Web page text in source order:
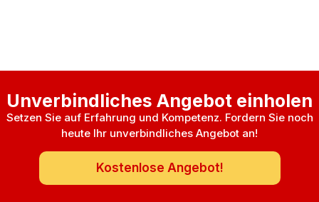
Unverbindliches Angebot einholen
Setzen Sie auf Erfahrung und Kompetenz. Fordern Sie noch
heute Ihr unverbindliches Angebot an!
Kostenlose Angebot!